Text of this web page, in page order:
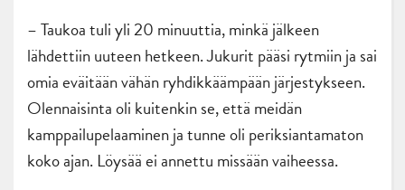
– Taukoa tuli yli 20 minuuttia, minkä jälkeen
lähdettiin uuteen hetkeen. Jukurit pääsi rytmiin ja sai
omia eväitään vähän ryhdikkäämpään järjestykseen.
Olennaisinta oli kuitenkin se, että meidän
kamppailupelaaminen ja tunne oli periksiantamaton
koko ajan. Löysää ei annettu missään vaiheessa.